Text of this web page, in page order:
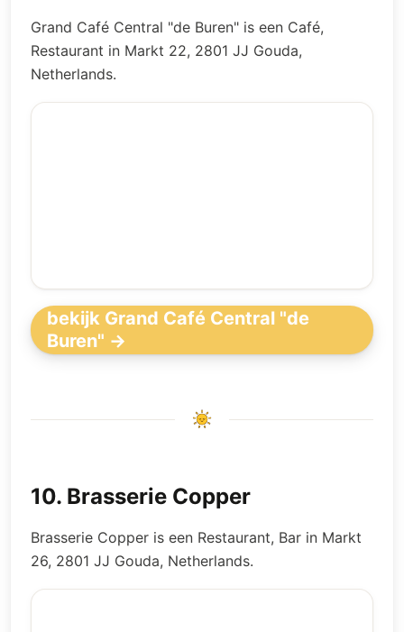
Grand Café Central "de Buren" is een Café,
Restaurant in Markt 22, 2801 JJ Gouda,
Netherlands.
bekijk Grand Café Central "de
Buren" →
10. Brasserie Copper
Brasserie Copper is een Restaurant, Bar in Markt
26, 2801 JJ Gouda, Netherlands.